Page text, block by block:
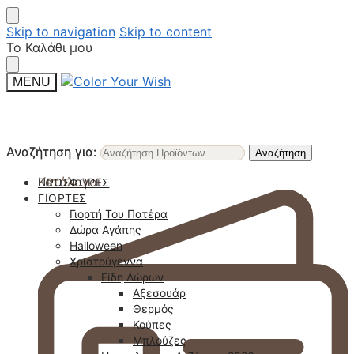
Skip to navigation Skip to content
Το Καλάθι μου
MENU
Αναζήτηση για: Αναζήτηση
Κατάλογοι
Αναζήτηση για: Αναζήτηση
ΠΡΟΣΦΟΡΈΣ
ΓΙΟΡΤΈΣ
Γιορτή Του Πατέρα
Δώρα Αγάπης
Halloween
Χριστούγεννα
Είδη Δώρων
Αξεσουάρ
Θερμός
Κούπες
Μπλούζες